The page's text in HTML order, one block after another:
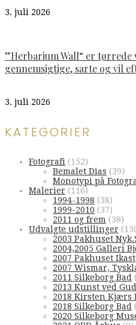
3. juli 2026
”Herbarium Wall“ er tørrede
gennemsigtige, sarte og vil
3. juli 2026
KATEGORIER
Fotografi (152)
Bemalet Dias (39)
Monotypi på
Malerier (116)
1994-1998 (38)
1999-2010 (37)
2011 og frem (38)
Udvalgte udstillinger
2003 Pakhuset
2004,2005 Galleri
2007 Pakhuset Ikast
2007 Wismar,
2011 Silkeborg Bad
2013 Kunst ved
2018 Kirsten Kjærs
2018 Silkeborg Bad
2020 Silkeborg